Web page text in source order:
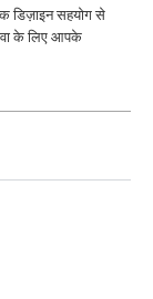
डिज़ाइन सहयोग से
के लिए आपके